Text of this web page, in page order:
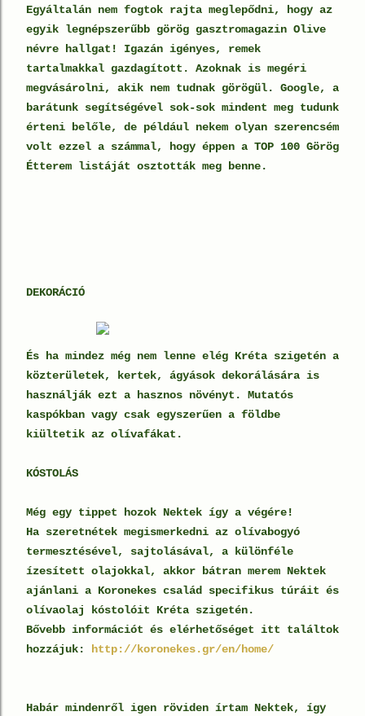
Egyáltalán nem fogtok rajta meglepődni, hogy az
egyik legnépszerűbb görög gasztromagazin Olive
névre hallgat! Igazán igényes, remek
tartalmakkal gazdagított. Azoknak is megéri
megvásárolni, akik nem tudnak görögül. Google, a
barátunk segítségével sok-sok mindent meg tudunk
érteni belőle, de például nekem olyan szerencsém
volt ezzel a számmal, hogy éppen a TOP 100 Görög
Étterem listáját osztották meg benne.
DEKORÁCIÓ
És ha mindez még nem lenne elég Kréta szigetén a
közterületek, kertek, ágyások dekorálására is
használják ezt a hasznos növényt. Mutatós
kaspókban vagy csak egyszerűen a földbe
kiültetik az olívafákat.
KÓSTOLÁS
Még egy tippet hozok Nektek így a végére!
Ha szeretnétek megismerkedni az olívabogyó
termesztésével, sajtolásával, a különféle
ízesített olajokkal, akkor bátran merem Nektek
ajánlani a Koronekes család specifikus túráit és
olívaolaj kóstolóit Kréta szigetén.
Bővebb információt és elérhetőséget itt találtok
hozzájuk:
http://koronekes.gr/en/home/
Habár mindenről igen röviden írtam Nektek, így